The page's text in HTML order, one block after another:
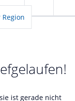
ist gerade nicht